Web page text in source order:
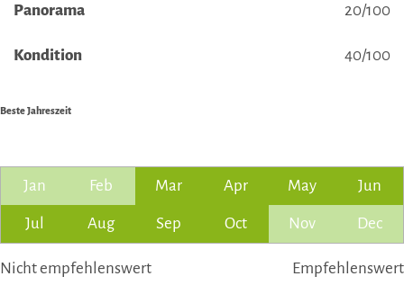
Panorama 20/100
Kondition 40/100
Beste Jahreszeit
Jan Feb Mar Apr May Jun
Jul Aug Sep Oct Nov Dec
Nicht empfehlenswert Empfehlenswert